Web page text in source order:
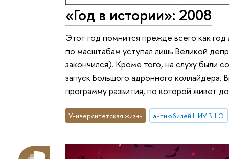
«Год в истории»: 2008
Этот год помнится прежде всего как
по масштабам уступал лишь Великой
закончился). Кроме того, на слуху были
запуск Большого адронного коллайдера.
программу развития, по которой живет
Университетская жизнь антиюбилей НИУ ВШЭ